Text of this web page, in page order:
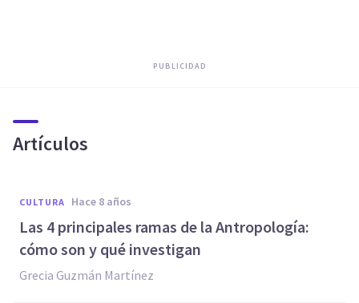
PUBLICIDAD
Artículos
CULTURA hace 8 años
Las 4 principales ramas de la Antropología:
cómo son y qué investigan
Grecia Guzmán Martínez